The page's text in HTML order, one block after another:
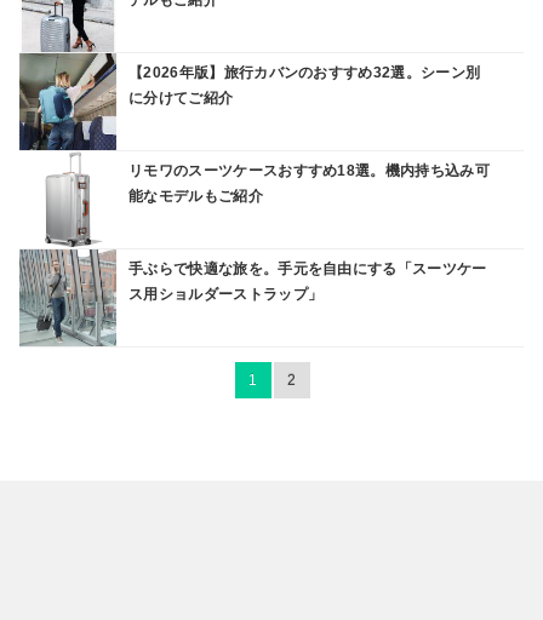
【2026年版】旅行カバンのおすすめ32選。シーン別
に分けてご紹介
リモワのスーツケースおすすめ18選。機内持ち込み可
能なモデルもご紹介
手ぶらで快適な旅を。手元を自由にする「スーツケー
ス用ショルダーストラップ」
1 2